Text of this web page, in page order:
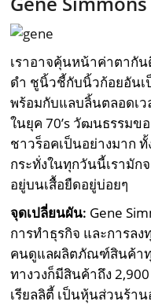
เราอาจคุ้นหน้าค่าตากั
ดำ ชูนิ้วชี้กับนิ้วก้อยอัน
พร้อมกับแลบลิ้นตลอดเว
ในยุค 70’s วัฒนธรรมข
ชาวร็อคเป็นอย่างมาก
กระทั่งในทุกวันนี้เรามัก
อยู่บนเสื้อยืดอยู่บ่อยๆ
จุดเปลี่ยนผัน: Gene
การทำธุรกิจ และการล
คนดูแลผลิตภัณฑ์สินค้าทุ
ทางวงก็มีสินค้าถึง
เรียลลิตี้ เป็นหุ้นส่วนร้าน